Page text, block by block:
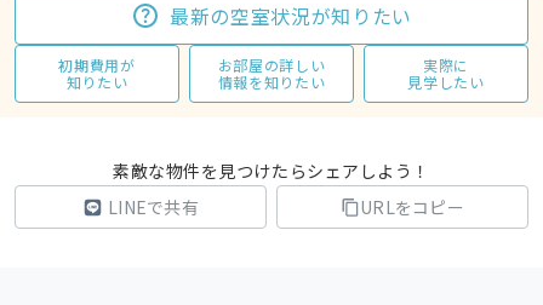
最新の空室状況が知りたい
初期費用が
知りたい
お部屋の詳しい
情報を知りたい
実際に
見学したい
素敵な物件を見つけたらシェアしよう！
LINEで共有
URLをコピー